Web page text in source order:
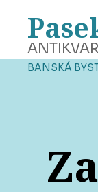
BANSKÁ